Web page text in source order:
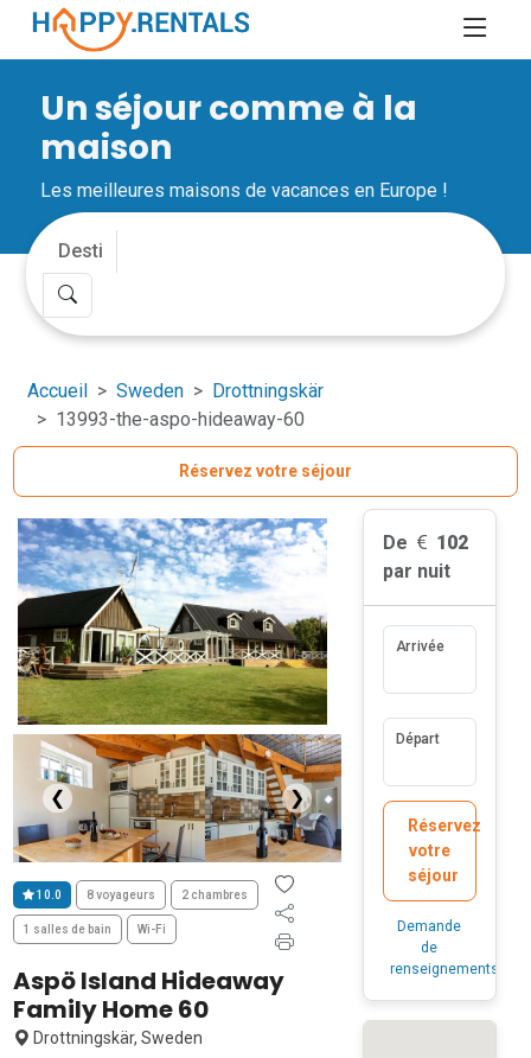
Un séjour comme à la
maison
Les meilleures maisons de vacances en Europe !
Accueil Sweden
Drottningskär
13993-the-aspo-hideaway-60
Réservez votre séjour
❮ ❯
10.0 8 voyageurs 2 chambres
1 salles de bain Wi-Fi
Aspö Island Hideaway
Family Home 60
Drottningskär, Sweden
De
102
par nuit
Arrivée
Départ
Réservez
votre
séjour
Demande
de
renseignements